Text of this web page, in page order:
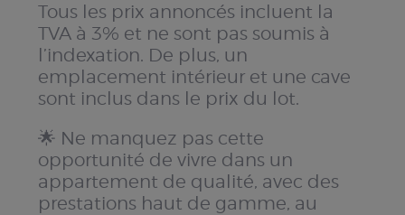
Tous les prix annoncés incluent la
TVA à 3% et ne sont pas soumis à
l’indexation. De plus, un
emplacement intérieur et une cave
sont inclus dans le prix du lot.
🌟 Ne manquez pas cette
opportunité de vivre dans un
appartement de qualité, avec des
prestations haut de gamme, au